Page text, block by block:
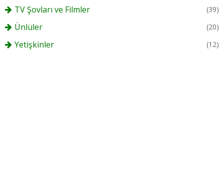
TV Şovları ve Filmler (39)
Ünlüler (20)
Yetişkinler (12)